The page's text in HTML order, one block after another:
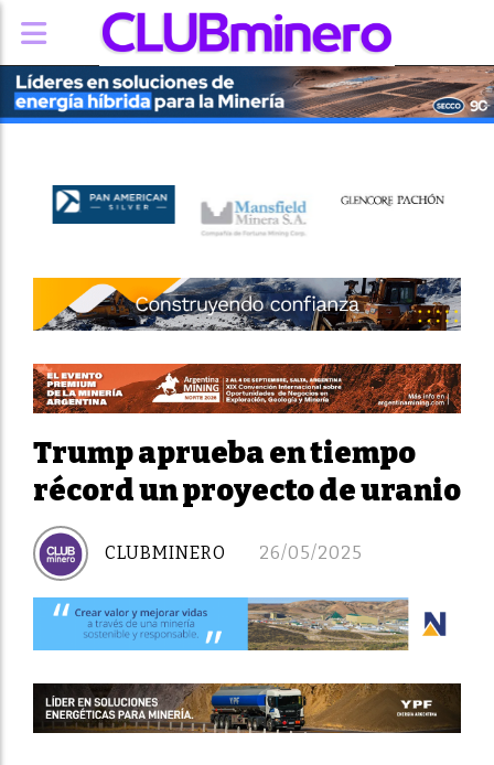
Trump aprueba en tiempo
récord un proyecto de uranio
26/05/2025
CLUBMINERO